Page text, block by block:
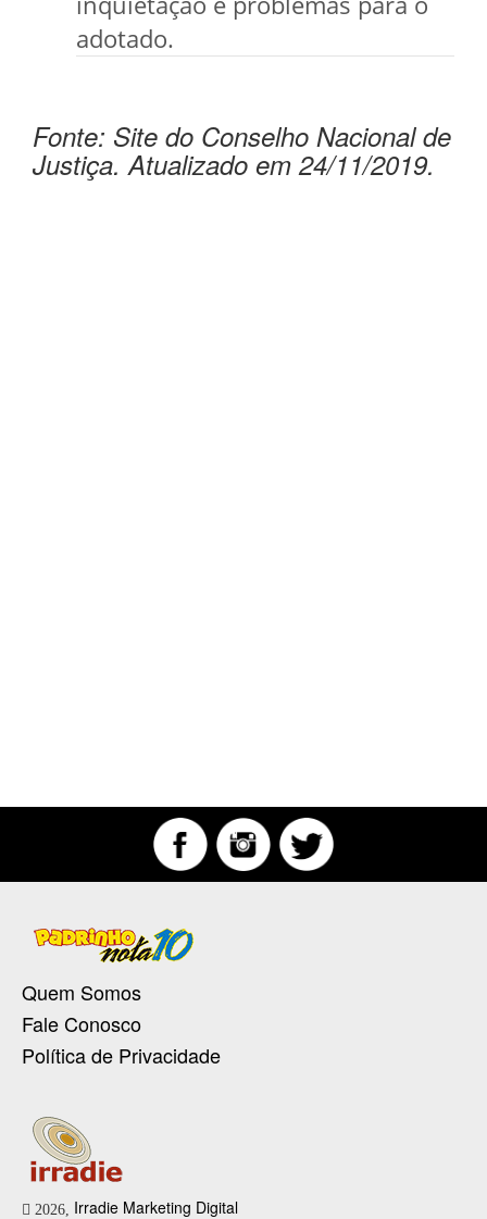
adotado.
Fonte: Site do Conselho Nacional de
Justiça. Atualizado em 24/11/2019.
Quem Somos
Fale Conosco
Política de Privacidade
2026, Irradie Marketing Digital